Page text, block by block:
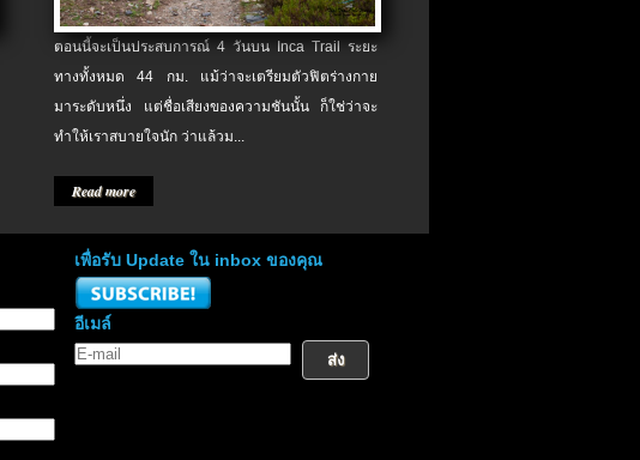
ตอนนี้จะเป็นประสบการณ์ 4 วันบน Inca Trail ระยะ
ทางทั้งหมด 44 กม. แม้ว่าจะเตรียมตัวฟิตร่างกาย
มาระดับหนึ่ง แต่ชื่อเสียงของความชันนั้น ก็ใช่ว่าจะ
ทำให้เราสบายใจนัก ว่าแล้วม...
Read more
เพื่อรับ Update ใน inbox ของคุณ
อีเมล์
ส่ง